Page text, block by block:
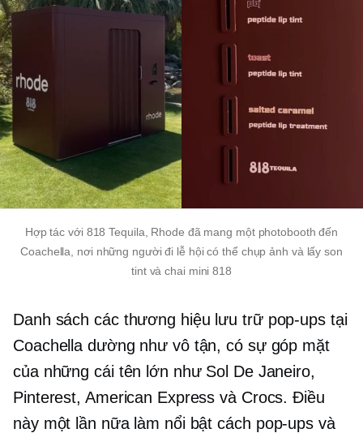
Hợp tác với 818 Tequila, Rhode đã mang một photobooth đến
Coachella, nơi những người đi lễ hộicó thể chụp ảnh và lấy son
tint và chai mini 818
Danh sách các thương hiệu lưu trữ pop-upstại
Coachella dường như vô tận, có sự góp mặt
của những cái tên lớn như Sol De Janeiro,
Pinterest, American Express và Crocs. Điều
này một lần nữa làm nổi bật cách pop-ups và